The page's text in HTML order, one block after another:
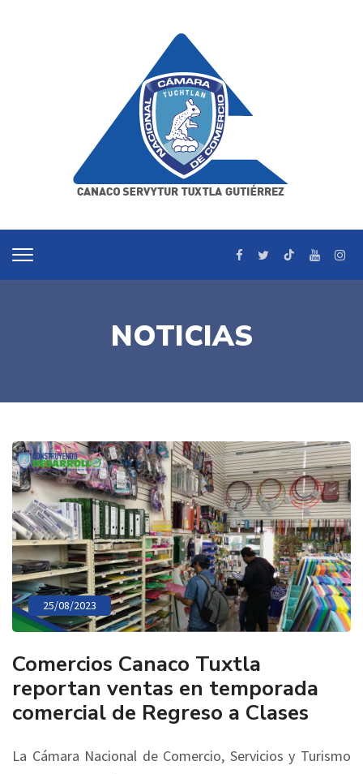
NOTICIAS
25/08/2023
Comercios Canaco Tuxtla
reportan ventas en temporada
comercial de Regreso a Clases
La Cámara Nacional de Comercio, Servicios y Turismo